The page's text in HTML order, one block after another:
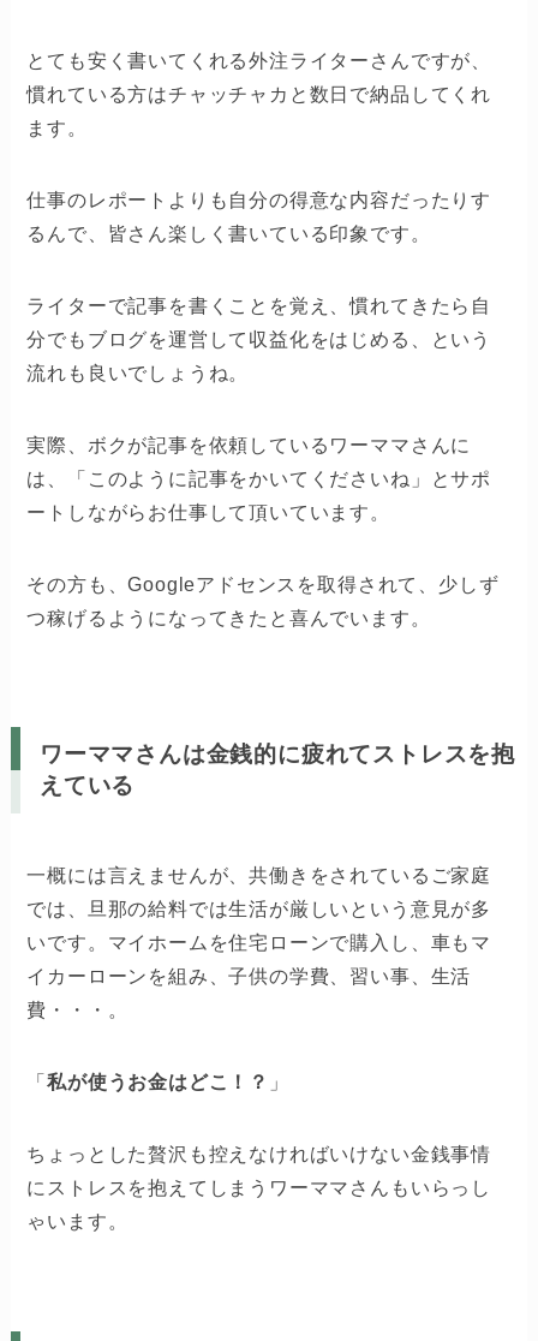
とても安く書いてくれる外注ライターさんですが、
慣れている方はチャッチャカと数日で納品してくれ
ます。
仕事のレポートよりも自分の得意な内容だったりす
るんで、皆さん楽しく書いている印象です。
ライターで記事を書くことを覚え、慣れてきたら自
分でもブログを運営して収益化をはじめる、という
流れも良いでしょうね。
実際、ボクが記事を依頼しているワーママさんに
は、「このように記事をかいてくださいね」とサポ
ートしながらお仕事して頂いています。
その方も、Googleアドセンスを取得されて、少しず
つ稼げるようになってきたと喜んでいます。
ワーママさんは金銭的に疲れてストレスを抱
えている
一概には言えませんが、共働きをされているご家庭
では、旦那の給料では生活が厳しいという意見が多
いです。マイホームを住宅ローンで購入し、車もマ
イカーローンを組み、子供の学費、習い事、生活
費・・・。
「私が使うお金はどこ！？ 」
ちょっとした贅沢も控えなければいけない金銭事情
にストレスを抱えてしまうワーママさんもいらっし
ゃいます。